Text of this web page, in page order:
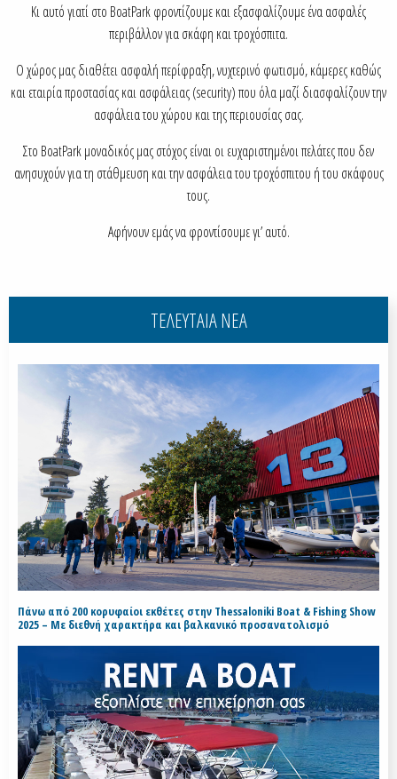
Κι αυτό γιατί στο BoatPark φροντίζουμε και εξασφαλίζουμε ένα ασφαλές
περιβάλλον για σκάφη και τροχόσπιτα.
Ο χώρος μας διαθέτει ασφαλή περίφραξη, νυχτερινό φωτισμό, κάμερες καθώς
και εταιρία προστασίας και ασφάλειας (security) που όλα μαζί διασφαλίζουν την
ασφάλεια του χώρου και της περιουσίας σας.
Στο BoatPark μοναδικός μας στόχος είναι οι ευχαριστημένοι πελάτες που δεν
ανησυχούν για τη στάθμευση και την ασφάλεια του τροχόσπιτου ή του σκάφους
τους.
Αφήνουν εμάς να φροντίσουμε γι’ αυτό.
ΤΕΛΕΥΤΑΙΑ ΝΕΑ
Πάνω από 200 κορυφαίοι εκθέτες στην Thessaloniki Boat & Fishing Show
2025 – Με διεθνή χαρακτήρα και βαλκανικό προσανατολισμό